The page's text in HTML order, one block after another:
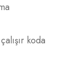
koda